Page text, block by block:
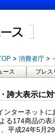
消費者庁
ース プレス
誇大表示に
ターネット
る174商品の
平成24年5月